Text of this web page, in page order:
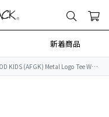
新着商品
KIDS (AFGK) Metal Logo Tee WHITE